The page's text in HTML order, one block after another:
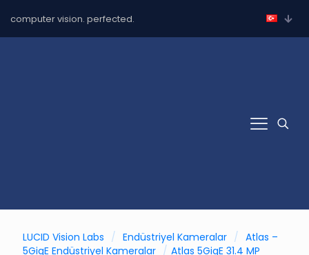
computer vision. perfected.
LUCID Vision Labs / Endüstriyel Kameralar / Atlas –
5GigE Endüstriyel Kameralar / Atlas 5GigE 31.4 MP